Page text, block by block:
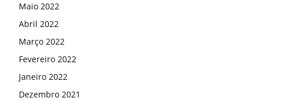
Maio 2022
Abril 2022
Março 2022
Fevereiro 2022
Janeiro 2022
Dezembro 2021